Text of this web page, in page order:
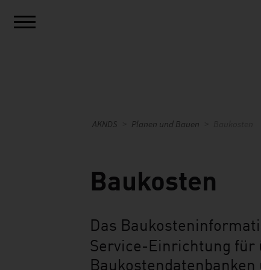
AKNDS Planen und Bauen
Baukosten
Das
Service-Einrichtung für